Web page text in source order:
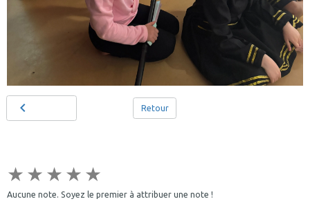
Retour
★ ★ ★ ★ ★
Aucune note. Soyez le premier à attribuer une note !